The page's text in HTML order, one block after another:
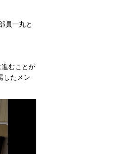
員一丸と
むことが
したメン